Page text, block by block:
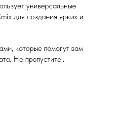
универсальные
для создания ярких и
которые помогут вам
Не пропустите!.